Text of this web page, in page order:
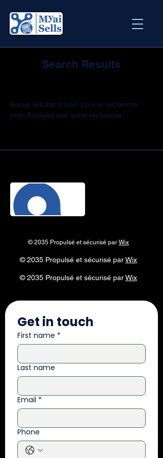
Search Results
Aucun résultat trouvé pour la recherche
vide. Essayez une autre recherche.
© 2035 Propulsé et sécurisé par Wix
© 2035 Propulsé et sécurisé parWix
© 2035 Propulsé et sécurisé parWix
Get in touch
First name *
Last name
Email *
Phone